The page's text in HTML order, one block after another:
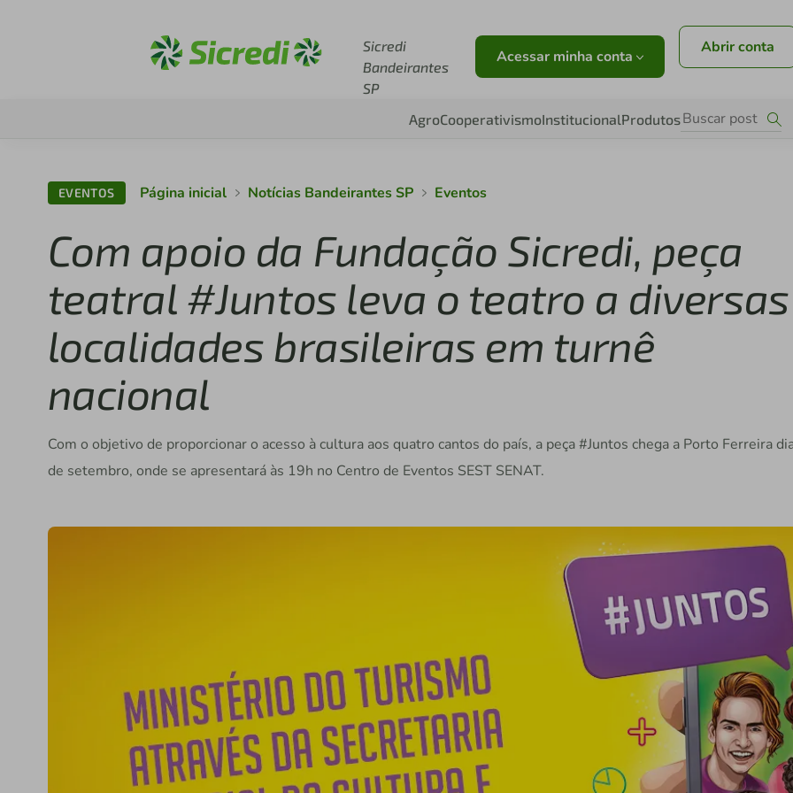
Sicredi
Bandeirantes
SP
Acessar minha conta Abrir conta
AgroCooperativismoInstitucionalProdutos
EVENTOS Página inicial Notícias Bandeirantes SP Eventos
Com apoio da Fundação Sicredi, peça
teatral #Juntos leva o teatro a diversas
localidades brasileiras em turnê
nacional
Com o objetivo de proporcionar o acesso à cultura aos quatro cantos do país, a peça #Juntos chega a Porto Ferreira
de setembro, onde se apresentará às 19h no Centro de Eventos SEST SENAT.